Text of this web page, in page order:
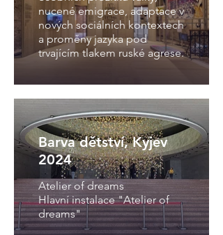
nucené emigrace, adaptace v
nových sociálních kontextech
a proměny jazyka pod
trvajícím tlakem ruské agrese.
Barva dětství, Kyjev
2024
Atelier of dreams
Hlavní instalace "Atelier of
dreams"